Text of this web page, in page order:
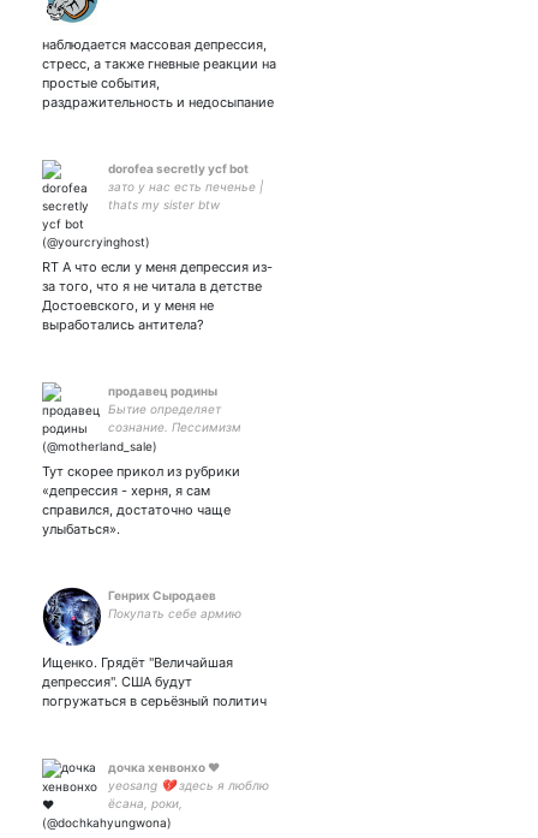
наблюдается массовая депрессия,
стресс, а также гневные реакции на
простые события,
раздражительность и недосыпание
dorofea secretly ycf bot
зато у нас есть печенье |
thats my sister btw
RT А что если у меня депрессия из-
за того, что я не читала в детстве
Достоевского, и у меня не
выработались антитела?
продавец родины
Бытие определяет
сознание. Пессимизм
разума - оптимизм воли.
Тут скорее прикол из рубрики
«депрессия - херня, я сам
справился, достаточно чаще
улыбаться».
Генрих Сыродаев
Покупать себе армию
Ищенко. Грядёт "Величайшая
депрессия". США будут
погружаться в серьёзный политич
дочка хенвонхо ♥️
yeosang 💔 здесь я люблю
ёсана, роки,
тэмина,феликса, бёнчана,